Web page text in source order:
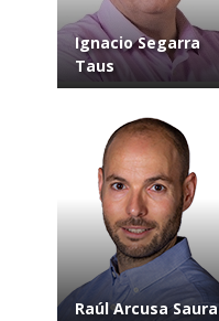
Ignacio Segarra
Taus
Raúl Arcusa Saura